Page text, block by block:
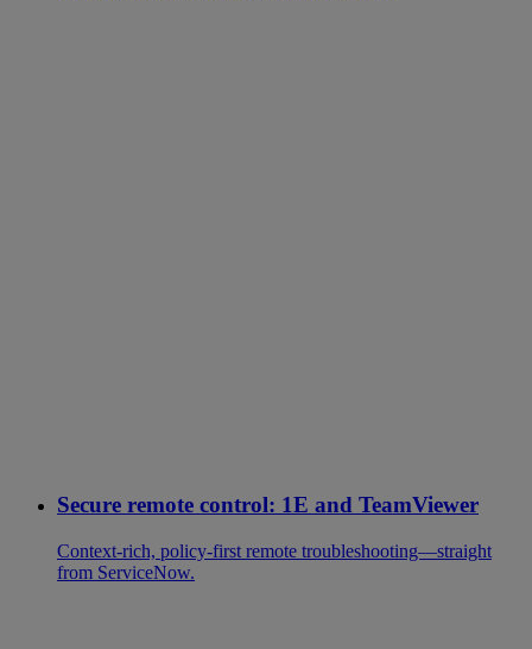
Secure remote control: 1E and TeamViewer
Context-rich, policy-first remote troubleshooting—straight
from ServiceNow.